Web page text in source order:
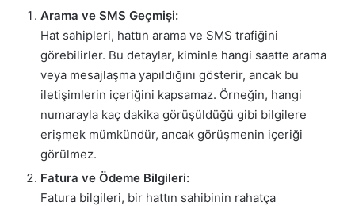
Arama ve SMS Geçmişi:
Hat sahipleri, hattın arama ve SMS trafiğini
görebilirler. Bu detaylar, kiminle hangi saatte arama
veya mesajlaşma yapıldığını gösterir, ancak bu
iletişimlerin içeriğini kapsamaz. Örneğin, hangi
numarayla kaç dakika görüşüldüğü gibi bilgilere
erişmek mümkündür, ancak görüşmenin içeriği
görülmez.
Fatura ve Ödeme Bilgileri:
Fatura bilgileri, bir hattın sahibinin rahatça